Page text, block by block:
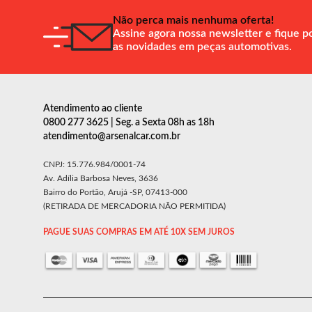
Não perca mais nenhuma oferta!
Assine agora nossa newsletter e fique
as novidades em peças automotivas.
Atendimento ao cliente
0800 277 3625 | Seg. a Sexta 08h as 18h
atendimento@arsenalcar.com.br
CNPJ: 15.776.984/0001-74
Av. Adília Barbosa Neves, 3636
Bairro do Portão, Arujá -SP, 07413-000
(RETIRADA DE MERCADORIA NÃO PERMITIDA)
PAGUE SUAS COMPRAS EM ATÉ 10X SEM JUROS